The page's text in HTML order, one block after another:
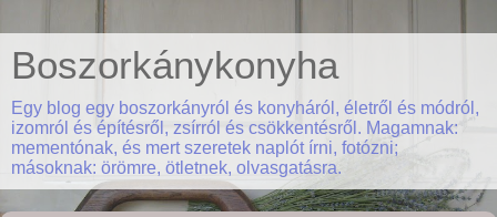
Boszorkánykonyha
Egy blog egy boszorkányról és konyháról, életről és módról,
izomról és építésről, zsírról és csökkentésről. Magamnak:
mementónak, és mert szeretek naplót írni, fotózni;
másoknak: örömre, ötletnek, olvasgatásra.